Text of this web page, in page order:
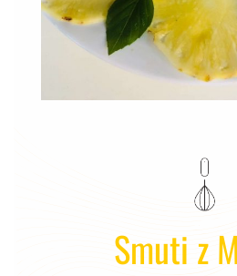
Smuti z